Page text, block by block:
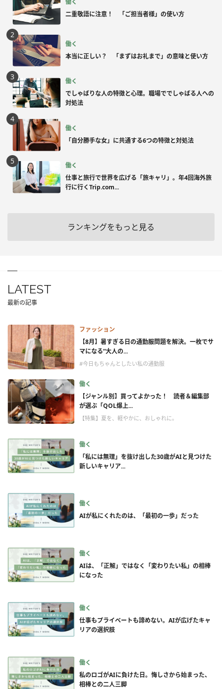
二重敬語に注意！ 「ご担当者様」の使い方
働く
本当に正しい？ 「まずはお礼まで」の意味と使い方
働く
でしゃばりな人の特徴と心理。職場ででしゃばる人への
対処法
働く
「自分勝手な女」に共通する6つの特徴と対処法
働く
仕事と旅行で世界を広げる「旅キャリ」。年4回海外旅
行に行くTrip.com...
ランキングをもっと見る
LATEST
最新の記事
ファッション
【8月】暑すぎる日の通勤服問題を解決。一枚でサ
マになる“大人の...
#今日もちゃんとしたい私の通勤服
働く
【ジャンル別】買ってよかった！ 読者＆編集部
が選ぶ「QOL爆上...
【特集】夏を、軽やかに、おしゃれに。
働く
「私には無理」を抜け出した30歳がAIと見つけた
新しいキャリア...
働く
AIが私にくれたのは、「最初の一歩」だった
働く
AIは、「正解」ではなく「変わりたい私」の相棒
になった
働く
仕事もプライベートも諦めない。AIが広げたキャ
リアの選択肢
働く
私のロゴがAIに負けた日。悔しさから始まった、
相棒との二人三脚